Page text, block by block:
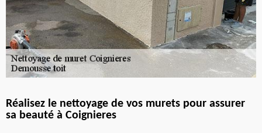
Réalisez le nettoyage de vos murets pour assurer
sa beauté à Coignieres